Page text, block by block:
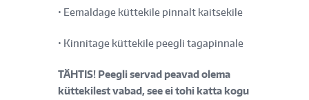
• Eemaldage küttekile pinnalt kaitsekile
• Kinnitage küttekile peegli tagapinnale
TÄHTIS! Peegli servad peavad olema
küttekilest vabad, see ei tohi katta kogu